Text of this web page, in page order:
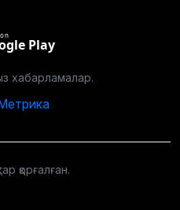
Play
хабарламалар.
қорғалған.